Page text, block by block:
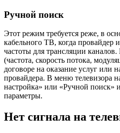
Ручной поиск
Этот режим требуется реже, в
кабельного ТВ, когда провайдер
частоты для трансляции
(частота, скорость потока,
договоре на оказание услуг или
провайдера. В меню телевизора
настройка» или «Ручной поиск»
параметры.
Нет сигнала на